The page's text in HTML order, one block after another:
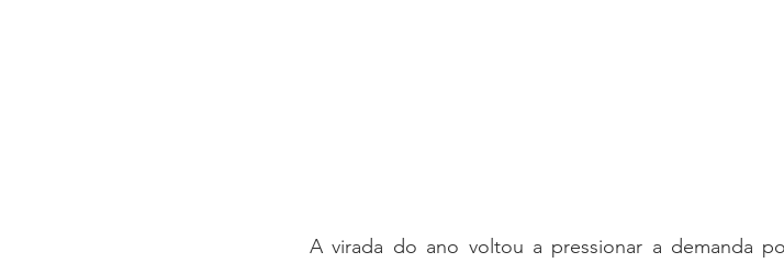
A virada do ano voltou a pressionar a demanda